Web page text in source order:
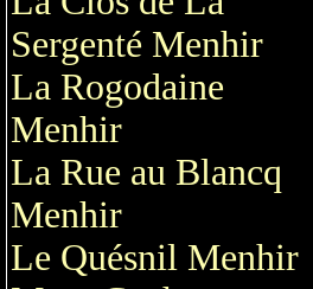
Sergenté Menhir
La Rogodaine
Menhir
La Rue au Blancq
Menhir
Le Quésnil Menhir